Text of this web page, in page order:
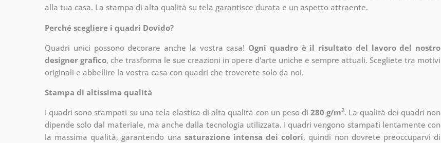
alla tua casa. La stampa di alta qualità su tela garantisce durata e un aspetto attraente.
Perché scegliere i quadri Dovido?
Quadri unici possono decorare anche la vostra casa! Ogni quadro è il risultato del lavoro del nostro
designer grafico, che trasforma le sue creazioni in opere d'arte uniche e sempre attuali. Scegliete tra motivi
originali e abbellire la vostra casa con quadri che troverete solo da noi.
Stampa di altissima qualità
I quadri sono stampati su una tela elastica di alta qualità con un peso di280 g/m2. La qualità dei quadri non
dipende solo dal materiale, ma anche dalla tecnologia utilizzata. I quadri vengono stampati lentamente con
la massima qualità, garantendo una saturazione intensa dei colori, quindi non dovrete preoccuparvi di